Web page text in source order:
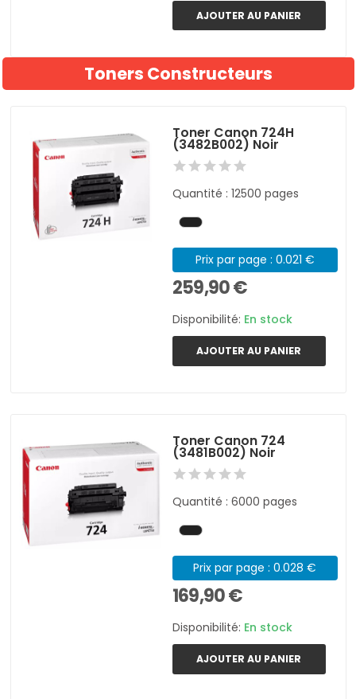
AJOUTER AU PANIER
Toners Constructeurs
Toner Canon 724H
(3482B002) Noir
Quantité : 12500 pages
Prix par page : 0.021 €
259,90 €
Disponibilité: En stock
AJOUTER AU PANIER
Toner Canon 724
(3481B002) Noir
Quantité : 6000 pages
Prix par page : 0.028 €
169,90 €
Disponibilité: En stock
AJOUTER AU PANIER